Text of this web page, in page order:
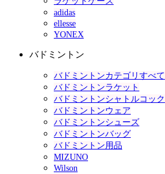
adidas
ellesse
YONEX
バドミントン
バドミントンカテゴリすべて
バドミントンラケット
バドミントンシャトルコック
バドミントンウェア
バドミントンシューズ
バドミントンバッグ
バドミントン用品
MIZUNO
Wilson